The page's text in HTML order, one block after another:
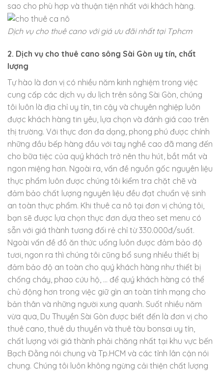
sao cho phù hợp và thuận tiện nhất với khách hàng.
Dịch vụ cho thuê cano với giá ưu đãi nhất tại Tphcm
2. Dịch vụ cho thuê cano sông Sài Gòn uy tín, chất
lượng
Tự hào là đơn vị có nhiều năm kinh nghiệm trong việc
cung cấp các dịch vụ du lịch trên sông Sài Gòn, chúng
tôi luôn là địa chỉ uy tín, tin cậy và chuyên nghiệp luôn
được khách hàng tin yêu, lựa chọn và đánh giá cao trên
thị trường. Với thực đơn đa dạng, phong phú được chính
những đầu bếp hàng đầu với tay nghề cao đã mang đến
cho bữa tiệc của quý khách trở nên thu hút, bắt mắt và
ngon miệng hơn. Ngoài ra, vấn đề nguồn gốc nguyên liệu
thực phẩm luôn được chúng tôi kiểm tra chặt chẽ và
đảm bảo chất lượng nguyên liệu đều đạt chuẩn vệ sinh
an toàn thực phẩm. Khi thuê ca nô tại đơn vị chúng tôi,
bạn sẽ được lựa chọn thực đơn dựa theo set menu có
sẵn với giá thành tương đối rẻ chỉ từ 330.000đ/suất.
Ngoài vấn đề đồ ăn thức uống luôn được đảm bảo độ
tươi, ngon ra thì chúng tôi cũng bổ sung nhiều thiết bị
đảm bảo độ an toàn cho quý khách hàng như thiết bị
chống cháy, phao cứu hộ, … để quý khách hàng có thể
chủ động hơn trong việc giữ gìn an toàn tính mạng cho
bản thân và những người xung quanh. Suốt nhiều năm
vừa qua, Du Thuyền Sài Gòn được biết đến là đơn vị cho
thuê cano, thuê du thuyền và thuê tàu bonsai uy tín,
chất lượng với giá thành phải chăng nhất tại khu vực bến
Bạch Đằng nói chung và Tp.HCM và các tỉnh lân cận nói
chung. Chúng tôi luôn không ngừng cải thiện chất lượng